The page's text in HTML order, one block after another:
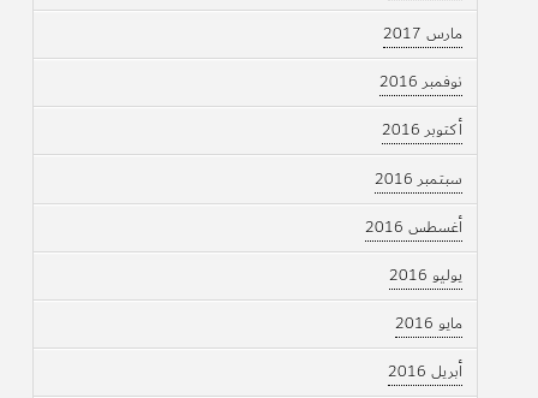
مارس 2017
نوفمبر 2016
أكتوبر 2016
سبتمبر 2016
أغسطس 2016
يوليو 2016
مايو 2016
أبريل 2016